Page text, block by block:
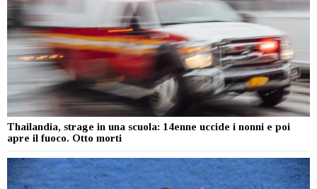
Thailandia, strage in una scuola: 14enne uccide i nonni e poi
apre il fuoco. Otto morti